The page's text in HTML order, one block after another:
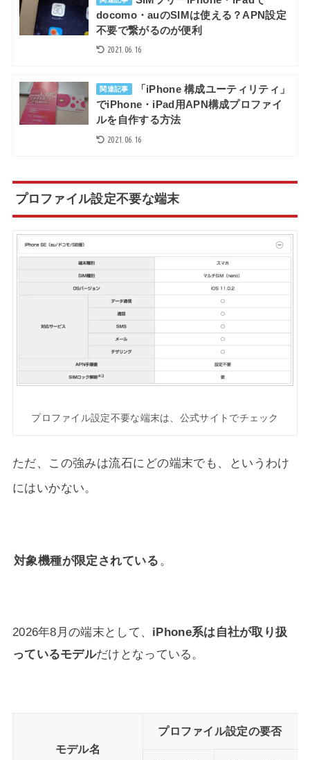
docomo・auのSIMは使える？APN設定
不要で繋がるのが便利
2021.06.16
関連記事
「iPhone 構成ユーティリティ」
でiPhone・iPad用APN構成プロファイ
ルを自作する方法
2021.06.16
プロファイル設定不要な端末
プロファイル設定不要な端末は、公式サイトでチェック
ただ、この強みは流石にどの端末でも、というわけ
にはいかない。
対象機種が限定されている 。
2026年8月の端末として、 iPhone系は自社が取り扱
っているモデルだけとなっている。
モデル名
プロファイル設定の要否